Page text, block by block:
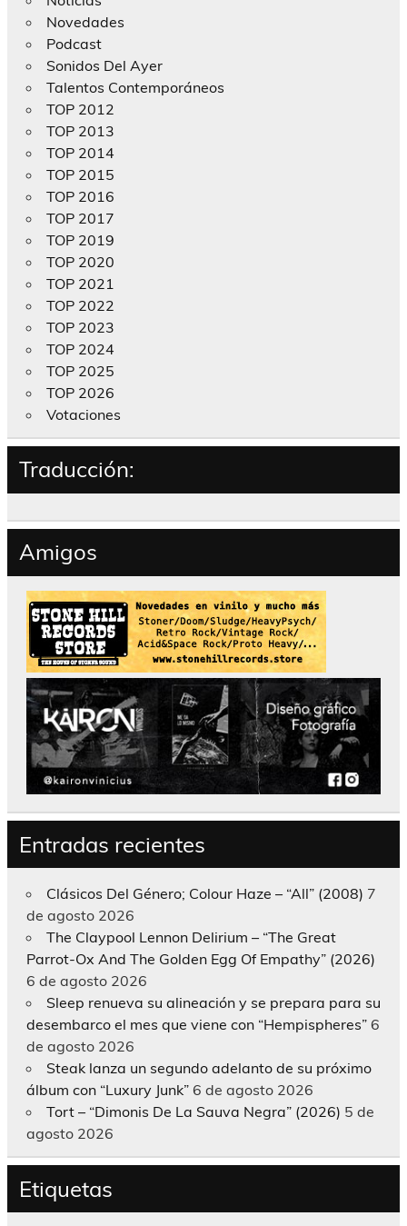
Novedades
Podcast
Sonidos Del Ayer
Talentos Contemporáneos
TOP 2012
TOP 2013
TOP 2014
TOP 2015
TOP 2016
TOP 2017
TOP 2019
TOP 2020
TOP 2021
TOP 2022
TOP 2023
TOP 2024
TOP 2025
TOP 2026
Votaciones
Traducción:
Amigos
Entradas recientes
Clásicos Del Género; Colour Haze – “All” (2008) 7
de agosto 2026
The Claypool Lennon Delirium – “The Great
Parrot-Ox And The Golden Egg Of Empathy” (2026)
6 de agosto 2026
Sleep renueva su alineación y se prepara para su
desembarco el mes que viene con “Hempispheres” 6
de agosto 2026
Steak lanza un segundo adelanto de su próximo
álbum con “Luxury Junk” 6 de agosto 2026
Tort – “Dimonis De La Sauva Negra” (2026) 5 de
agosto 2026
Etiquetas